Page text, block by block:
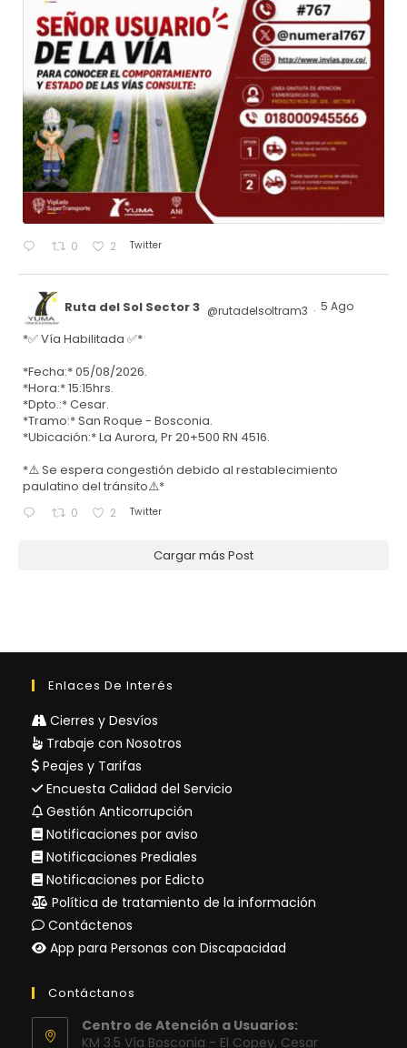
0 2 Twitter
Ruta del Sol Sector 3 @rutadelsoltram3 · 5 Ago
*✅ Vía Habilitada ✅*
*Fecha:* 05/08/2026.
*Hora:* 15:15hrs.
*Dpto.:* Cesar.
*Tramo:* San Roque - Bosconia.
*Ubicación:* La Aurora, Pr 20+500 RN 4516.
*⚠️ Se espera congestión debido al restablecimiento
paulatino del tránsito⚠️*
0 2 Twitter
Cargar más Post
Enlaces De Interés
Cierres y Desvíos
Trabaje con Nosotros
Peajes y Tarifas
Encuesta Calidad del Servicio
Gestión Anticorrupción
Notificaciones por aviso
Notificaciones Prediales
Notificaciones por Edicto
Política de tratamiento de la información
Contáctenos
App para Personas con Discapacidad
Contáctanos
Centro de Atención a Usuarios:
KM 3.5 Vía Bosconia - El Copey, Cesar